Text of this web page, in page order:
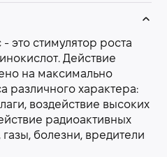
это стимулятор роста
Действие
на максимально
различного характера:
воздействие высоких
радиоактивных
болезни, вредители